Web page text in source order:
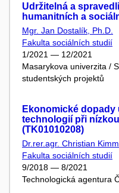
Udržitelná a
humanitních a
Mgr. Jan Dostalík, Ph.D.
Fakulta sociálních studií
1/2021 — 12/2021
Masarykova univerzita /
studentských projektů
Ekonomické
technologií při
(TK01010208)
Dr.rer.agr. Christian
Fakulta sociálních studií
9/2018 — 8/2021
Technologická agentura